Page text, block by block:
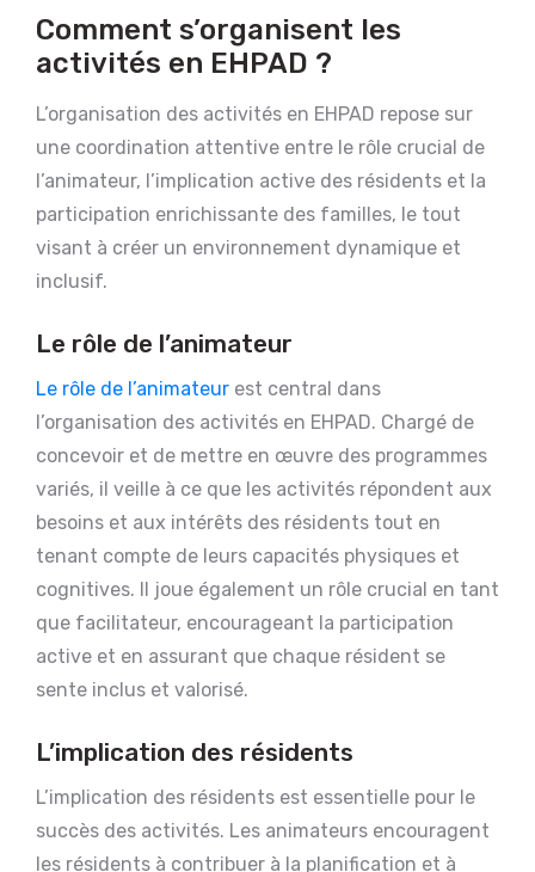
Comment s’organisent les
activités en EHPAD ?
L’organisation des activités en EHPAD repose sur
une coordination attentive entre le rôle crucial de
l’animateur, l’implication active des résidents et la
participation enrichissante des familles, le tout
visant à créer un environnement dynamique et
inclusif.
Le rôle de l’animateur
Le rôle de l’animateur est central dans
l’organisation des activités en EHPAD. Chargé de
concevoir et de mettre en œuvre des programmes
variés, il veille à ce que les activités répondent aux
besoins et aux intérêts des résidents tout en
tenant compte de leurs capacités physiques et
cognitives. Il joue également un rôle crucial en tant
que facilitateur, encourageant la participation
active et en assurant que chaque résident se
sente inclus et valorisé.
L’implication des résidents
L’implication des résidents est essentielle pour le
succès des activités. Les animateurs encouragent
les résidents à contribuer à la planification et à